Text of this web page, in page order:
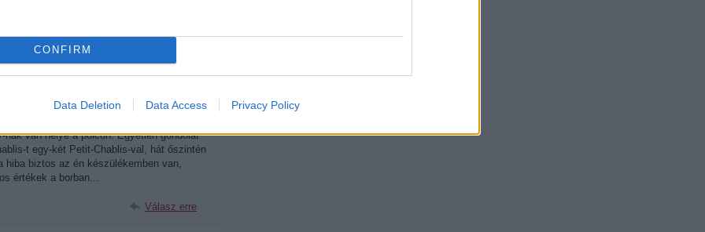
CONFIRM
Data Deletion Data Access Privacy Policy
id/12854
szerkesztőjéhez. Részletek a
nak van helye a polcon. Egyetlen gondolat
t egy-két Petit-Chablis-val, hát őszintén
biztos az én készülékemben van,
értékek a borban...
Válasz erre